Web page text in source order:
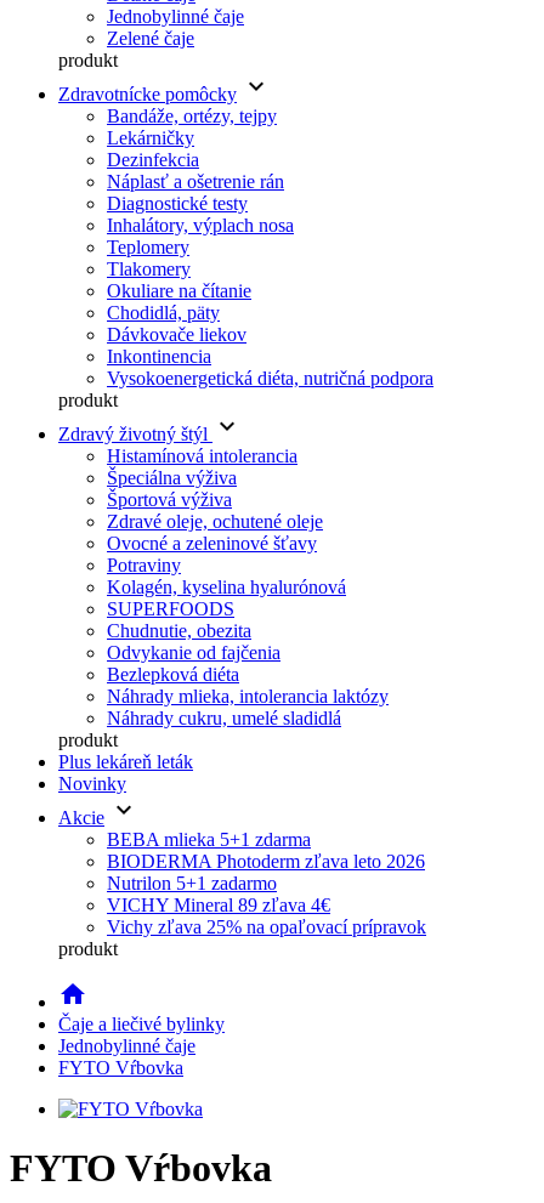
Jednobylinné čaje
Zelené čaje
produkt
Zdravotnícke pomôcky keyboard_arrow_down
Bandáže, ortézy, tejpy
Lekárničky
Dezinfekcia
Náplasť a ošetrenie rán
Diagnostické testy
Inhalátory, výplach nosa
Teplomery
Tlakomery
Okuliare na čítanie
Chodidlá, päty
Dávkovače liekov
Inkontinencia
Vysokoenergetická diéta, nutričná podpora
produkt
Zdravý životný štýl
keyboard_arrow_down
Histamínová intolerancia
Špeciálna výživa
Športová výživa
Zdravé oleje, ochutené oleje
Ovocné a zeleninové šťavy
Potraviny
Kolagén, kyselina hyalurónová
SUPERFOODS
Chudnutie, obezita
Odvykanie od fajčenia
Bezlepková diéta
Náhrady mlieka, intolerancia laktózy
Náhrady cukru, umelé sladidlá
produkt
Plus lekáreň leták
Novinky
Akcie keyboard_arrow_down
BEBA mlieka 5+1 zdarma
BIODERMA Photoderm zľava leto 2026
Nutrilon 5+1 zadarmo
VICHY Mineral 89 zľava 4€
Vichy zľava 25% na opaľovací prípravok
produkt
home
Čaje a liečivé bylinky
Jednobylinné čaje
FYTO Vŕbovka
FYTO Vŕbovka